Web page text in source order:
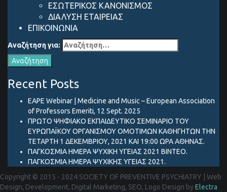
ΕΣΩΤΕΡΙΚΟΣ ΚΑΝΟΝΙΣΜΟΣ
ΔΙΑΛΥΣΗ ΕΤΑΙΡΕΙΑΣ
ΕΠΙΚΟΙΝΩΝΙΑ
Αναζήτηση για:
Recent Posts
EAPE Webinar | Medicine and Music – European Association
of Professors Emeriti, 12 Sept. 2025
ΠΡΩΤΟ ΨΗΦΙΑΚΟ ΕΚΠΑΙΔΕΥΤΙΚΟ ΣΕΜΙΝΑΡΙΟ ΤΟΥ
ΕΥΡΩΠΑΪΚΟΥ ΟΡΓΑΝΙΣΜΟΥ ΟΜΟΤΙΜΩΝ ΚΑΘΗΓΗΤΩΝ ΤΗΝ
ΤΕΤΑΡΤΗ 1 ΔΕΚΕΜΒΡΙΟΥ, 2021 ΚΑΙ 19:00 ΩΡΑ ΑΘΗΝΑΣ.
ΠΑΓΚΟΣΜΙΑ ΗΜΕΡΑ ΨΥΧΙΚΗ ΥΓΕΙΑΣ 2021 ΒΙΝΤΕΟ.
ΠΑΓΚΟΣΜΙΑ ΗΜΕΡΑ ΨΥΧΙΚΗΣ ΥΓΕΙΑΣ 2021.
Copyright © 2015 - 2024 SOCIETY OF PREVENTIVE PSYCHIATRY
Web
Design, Development, Digital Marketing, SEO, Logo Design byElectra